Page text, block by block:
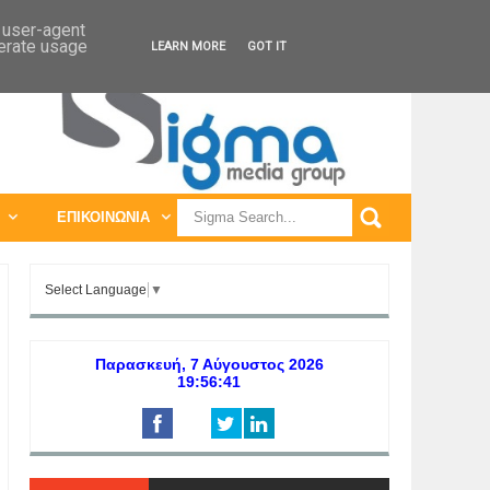
ΠΑΓΚΟΣΜΙΕΣ ΕΚΘΕΣΕΙΣ
ΕΠΙΚΟΙΝΩΝΙΑ
Select Language ▼
agent
usage LEARN MORE GOT IT